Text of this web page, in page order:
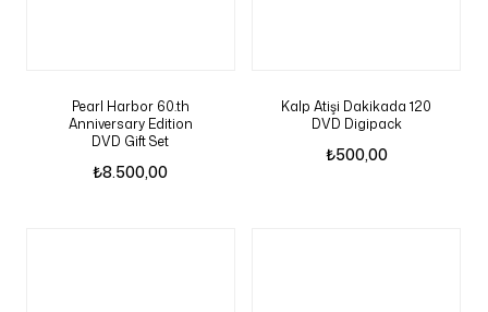
Pearl Harbor 60.th
Anniversary Edition
DVD Gift Set
₺8.500,00
Kalp Atişi Dakikada 120
DVD Digipack
₺500,00